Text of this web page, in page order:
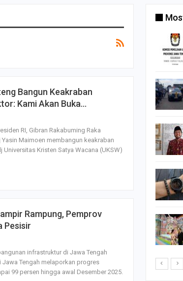
Bangun Keakraban
Kami Akan Buka…
RI, Gibran Rakabuming Raka
Yasin Maimoen membangun keakraban
Kristen Satya Wacana (UKSW)
Rampung, Pemprov
Pesisir
infrastruktur di Jawa Tengah
Jawa Tengah melaporkan progres
99 persen hingga awal Desember 2025.
Education Expo #2 Al
Irsyad Purwokerto:
Perolehan Sementara DPR
RI Dapil Jateng VIII, PDIP
Perjuangan…
Peringatan UHC 2025,
Pemerintah–BPJS
Kesehatan Mantapkan